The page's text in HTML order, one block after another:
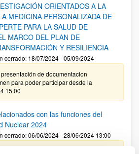
ORIENTADOS A LA
MEDICINA PERSONALIZADA DE
PARA LA SALUD DE
MARCO DEL PLAN DE
Y RESILIENCIA
cerrado: 18/07/2024 - 05/09/2024
de documentacion
para poder participar desde la
15:00
con las funciones del
Nuclear 2024
cerrado: 06/06/2024 - 28/06/2024 13:00